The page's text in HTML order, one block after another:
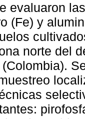
evaluaron
(Fe) y
norte del